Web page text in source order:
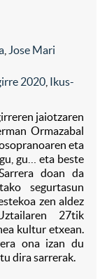
Jose Mari
2020 Ikus-
jaiotzaren
Ormazabal
eta
gu… eta beste
doan da
segurtasun
zen aldez
27tik
kultur etxean.
ona izan du
dira sarrerak.